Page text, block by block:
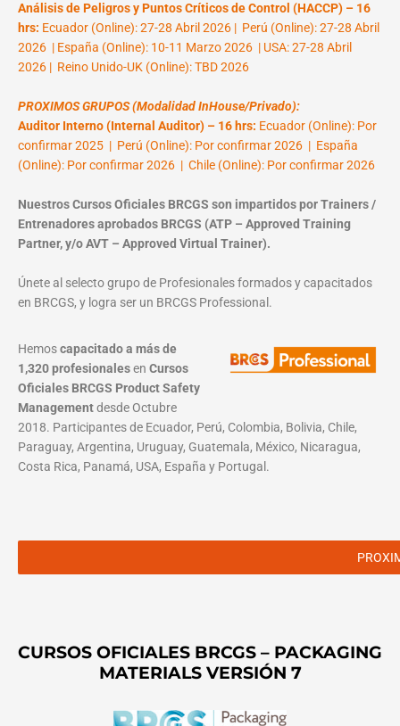
Análisis de Peligros y Puntos Críticos de Control (HACCP) – 16
hrs: Ecuador (Online): 27-28 Abril 2026 | Perú (Online): 27-28 Abril
2026 | España (Online): 10-11 Marzo 2026 | USA: 27-28 Abril
2026 | Reino Unido-UK (Online): TBD 2026
PROXIMOS GRUPOS (Modalidad InHouse/Privado):
Auditor Interno (Internal Auditor) – 16 hrs: Ecuador (Online): Por
confirmar 2025 | Perú (Online): Por confirmar 2026 | España
(Online): Por confirmar 2026 | Chile (Online): Por confirmar 2026
Nuestros Cursos Oficiales BRCGS son impartidos por Trainers /
Entrenadores aprobados BRCGS (ATP – Approved Training
Partner, y/o AVT – Approved Virtual Trainer).
Únete al selecto grupo de Profesionales formados y capacitados
en BRCGS, y logra ser un BRCGS Professional.
Hemoscapacitado a más de
1,320 profesionalesen Cursos
Oficiales BRCGS Product Safety
Managementdesde Octubre
2018. Participantes de Ecuador, Perú, Colombia, Bolivia, Chile,
Paraguay, Argentina, Uruguay, Guatemala, México, Nicaragua,
Costa Rica, Panamá, USA, España y Portugal.
CURSOS OFICIALES BRCGS – PACKAGING
MATERIALS VERSIÓN 7